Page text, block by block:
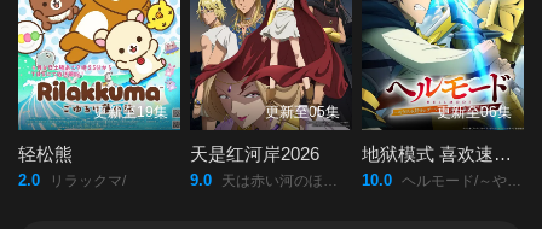
更新至19集
轻松熊
2.0 リラックマ/
更新至05集
天是红河岸2026
9.0 天は赤い河のほとり/
更新至06集
地狱模式 喜欢速通游戏的玩家在废设定异世界无双第二季
10.0 ヘルモード/～やり込み好きのゲーマーは廃設定の異世界で無双する～/2nd/Season/